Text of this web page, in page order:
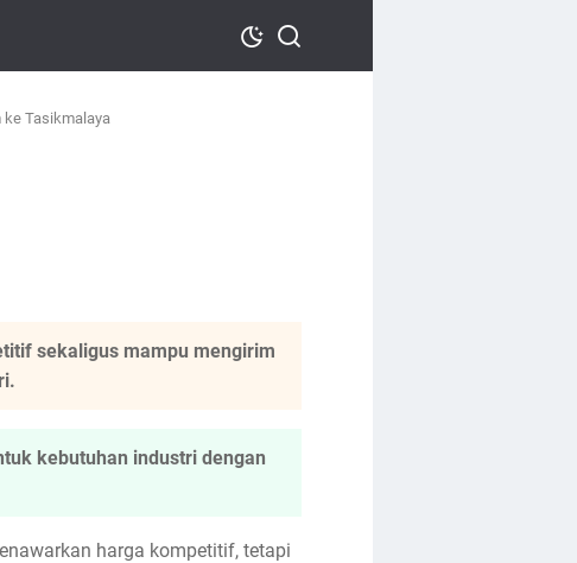
ke Tasikmalaya
sekaligus mampu mengirim
kebutuhan industri dengan
harga kompetitif, tetapi